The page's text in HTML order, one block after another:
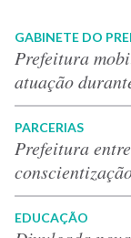
GABINETE DO
Prefeitura
atuação
PARCERIAS
Prefeitura
EDUCAÇÃO